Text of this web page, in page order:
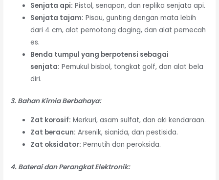
Senjata api: Pistol, senapan, dan replika senjata api.
Senjata tajam: Pisau, gunting dengan mata lebih
dari 4 cm, alat pemotong daging, dan alat pemecah
es.
Benda tumpul yang berpotensi sebagai
senjata: Pemukul bisbol, tongkat golf, dan alat bela
diri.
3. Bahan Kimia Berbahaya:
Zat korosif: Merkuri, asam sulfat, dan aki kendaraan.
Zat beracun: Arsenik, sianida, dan pestisida.
Zat oksidator: Pemutih dan peroksida.
4. Baterai dan Perangkat Elektronik: